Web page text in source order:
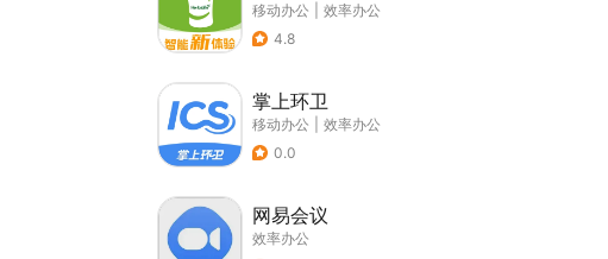
移动办公
效率办公
4.8
掌上环卫
移动办公
效率办公
0.0
网易会议
效率办公